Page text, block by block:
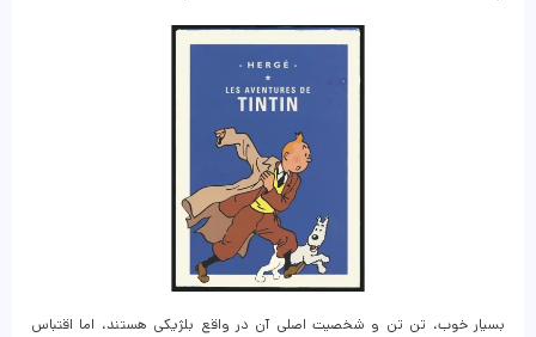
بسیار خوب، تن تن و شخصیت اصلی آن در واقع بلژیکی هستند، اما اقتباس